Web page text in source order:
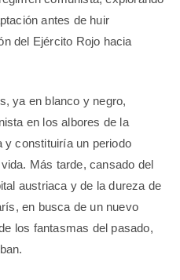
antes de huir
del Ejército Rojo hacia
ya en blanco y negro,
en los albores de la
constituiría un periodo
Más tarde, cansado del
austriaca y de la dureza de
en busca de un nuevo
los fantasmas del pasado,